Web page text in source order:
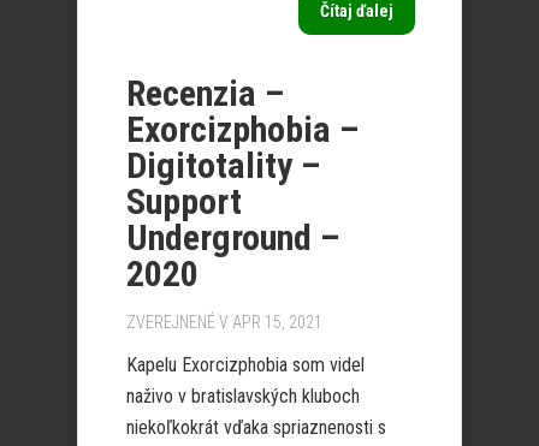
Čítaj ďalej
Recenzia –
Exorcizphobia –
Digitotality –
Support
Underground –
2020
ZVEREJNENÉ V APR 15, 2021
Kapelu Exorcizphobia som videl
naživo v bratislavských kluboch
niekoľkokrát vďaka spriaznenosti s